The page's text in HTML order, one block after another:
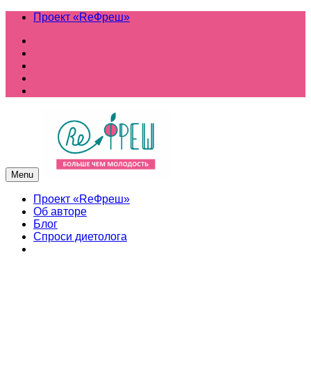
Проект «ReФреш»
Menu
Проект «ReФреш»
Об авторе
Блог
Спроси диетолога